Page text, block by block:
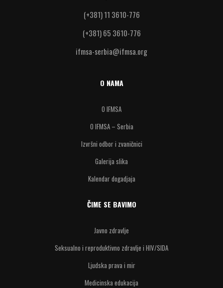
(+381) 11 3610-776
(+381) 65 3610-776
ifmsa-serbia@ifmsa.org
O NAMA
O IFMSA
O IFMSA – Serbia
Izvršni odbor i zvaničnici
Galerija slika
Kalendar dogadjaja
ČIME SE BAVIMO
Javno zdravlje
Seksualno i reproduktivno zdravlje i HIV/SIDA
Ljudska prava i mir
Medicinska edukacija